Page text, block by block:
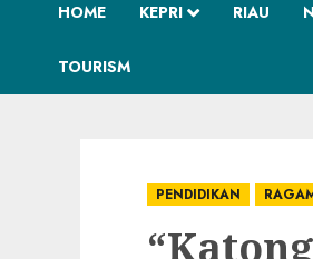
HOME KEPRI RIAU
TOURISM
PENDIDIKAN